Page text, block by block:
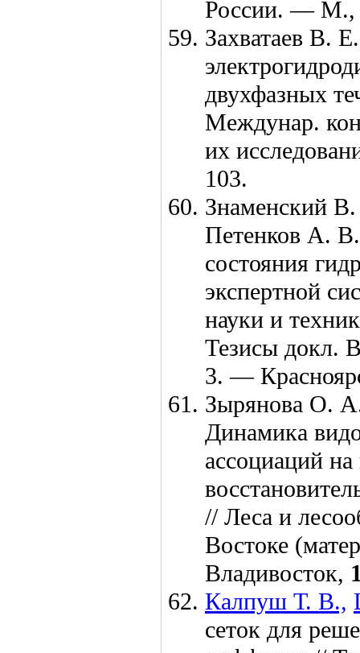
России. —
Захватаев В. Е.
двухфазных
Междунар.
их
103.
Знаменский
Петенков А.
состояния
экспертной
науки и
Тезисы докл.
3. —
Зырянова О.
Динамика
ассоциаций
// Леса и
Востоке
Владивосток,
Калпуш Т. В.,
сеток для